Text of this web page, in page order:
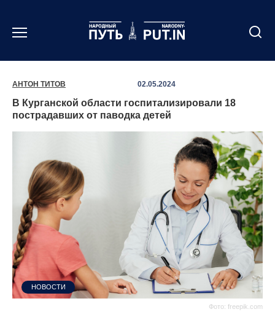
содержанию
АНТОН ТИТОВ 02.05.2024
В Курганской области госпитализировали 18
пострадавших от паводка детей
Фото: freepik.com
НОВОСТИ